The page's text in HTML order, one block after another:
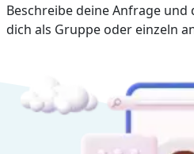
Beschreibe deine Anfrage und
dich als Gruppe oder einzeln